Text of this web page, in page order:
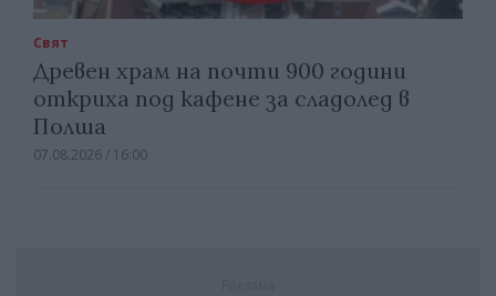
Свят
Древен храм на почти 900 години
откриха под кафене за сладолед в
Полша
07.08.2026 / 16:00